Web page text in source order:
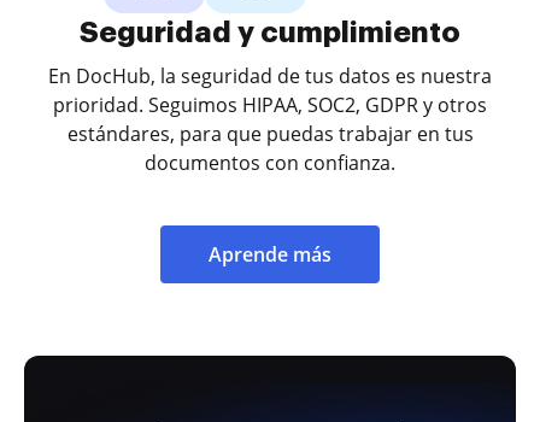
Seguridad y cumplimiento
En DocHub, la seguridad de tus datos es nuestra
prioridad. Seguimos HIPAA, SOC2, GDPR y otros
estándares, para que puedas trabajar en tus
documentos con confianza.
Aprende más